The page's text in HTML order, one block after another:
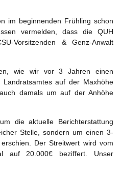
im beginnenden Frühling schon
vermelden, dass die QUH
Vorsitzenden & Genz-Anwalt
wie wir vor 3 Jahren einen
auf der Maxhöhe
damals um auf der Anhöhe
die aktuelle Berichterstattung
Stelle, sondern um einen 3-
Der Streitwert wird vom
auf 20.000€ beziffert. Unser